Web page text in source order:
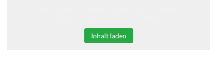
Inhalt laden